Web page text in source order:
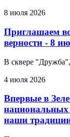
8 июля 2026
Приглашаем
верности - 8
В сквере "Дружба",
4 июля 2026
Впервые в
национальных
наши